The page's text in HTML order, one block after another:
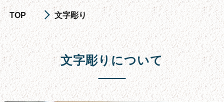
TOP 文字彫り
お墓じまい
お墓の引っ越し
文字彫り
採用情報
楽天通販
文字彫りについて